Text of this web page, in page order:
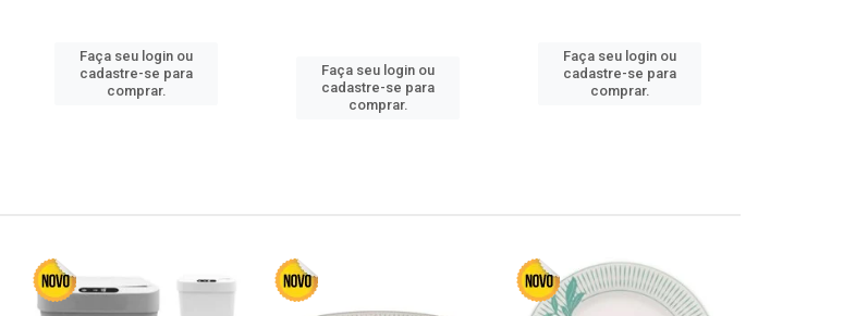
Faça seu login ou
cadastre-se para
comprar.
Faça seu login ou
cadastre-se para
comprar.
Faça seu login ou
cadastre-se para
comprar.